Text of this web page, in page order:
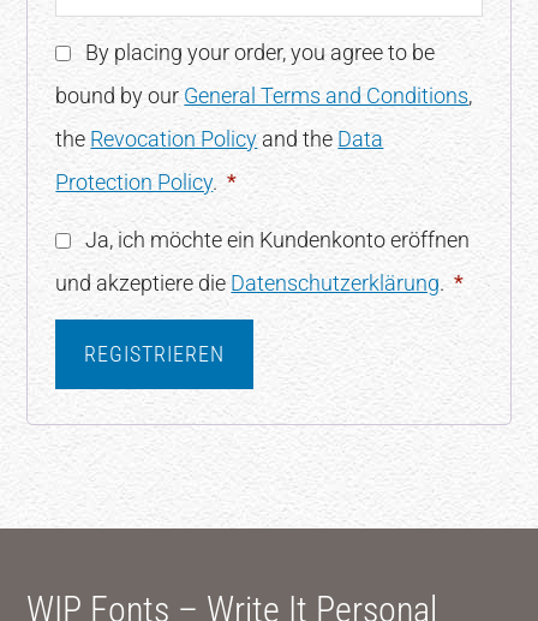
By placing your order, you agree to be
bound by our General Terms and Conditions,
the Revocation Policy and the Data
Protection Policy. *
Ja, ich möchte ein Kundenkonto eröffnen
und akzeptiere die Datenschutzerklärung. *
REGISTRIEREN
WIP Fonts – Write It Personal